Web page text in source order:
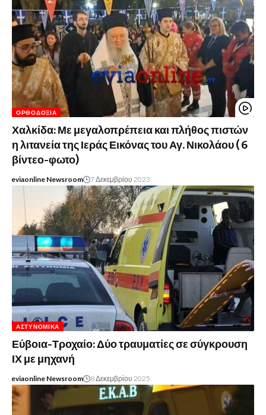
ΟΡΘΟΔΟΞΊΑ
Χαλκίδα: Με μεγαλοπρέπεια και πλήθος πιστών
η λιτανεία της Ιεράς Εικόνας του Αγ. Νικολάου ( 6
βίντεο-φωτο)
eviaonline Newsroom 7 Δεκεμβρίου 2023
ΑΣΤΥΝΟΜΙΚΆ
Εύβοια-Τροχαίο: Δύο τραυματίες σε σύγκρουση
ΙΧ με μηχανή
eviaonline Newsroom 8 Δεκεμβρίου 2025